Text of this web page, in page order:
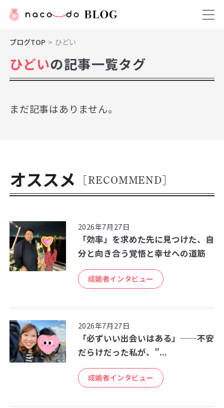
ブログTOP ひどい
ひどいの記事一覧タグ
まだ記事はありません。
オススメ [RECOMMEND]
2026年7月27日
「効率」を求めた先に見つけた、自
分と向き合う覚悟と幸せへの道筋
成婚者インタビュー
2026年7月27日
「必ずいい出会いはある」──不安
だらけだった私が、”...
成婚者インタビュー